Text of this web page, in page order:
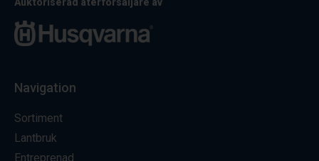
Navigation
Sortiment
Lantbruk
Entreprenad